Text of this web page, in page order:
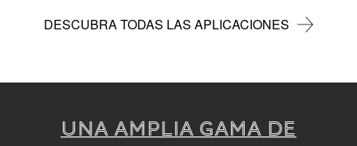
DESCUBRA TODAS LAS APLICACIONES
UNA AMPLIA GAMA DE